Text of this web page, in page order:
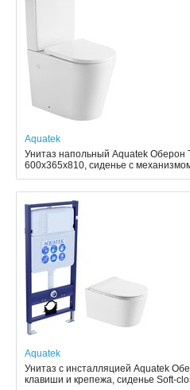
Aquatek
Унитаз напольный Aquatek Оберон
600x365x810, сиденье с
Aquatek
Унитаз с инсталляцией Aquatek
клавиши и крепежа, сиденье Soft-